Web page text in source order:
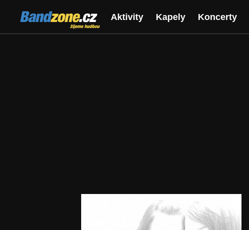
Bandzone.cz
žijeme hudbou
Aktivity Kapely Koncerty